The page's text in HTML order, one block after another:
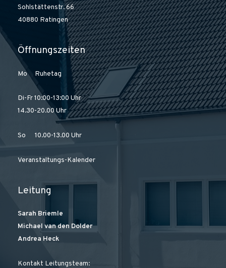
Sohlstättenstr. 66
40880 Ratingen
Öffnungszeiten
Mo Ruhetag
Di-Fr 10:00-13:00 Uhr
14.30-20.00 Uhr
So 10.00-13.00 Uhr
Veranstaltungs-Kalender
Leitung
Sarah Briemle
Michael van den Dolder
Andrea Heck
Kontakt Leitungsteam: